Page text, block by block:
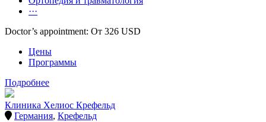
···
Doctor’s appointment: От 326 USD
Цены
Программы
Подробнее
Клиника Хелиос Крефельд
Германия, Крефельд